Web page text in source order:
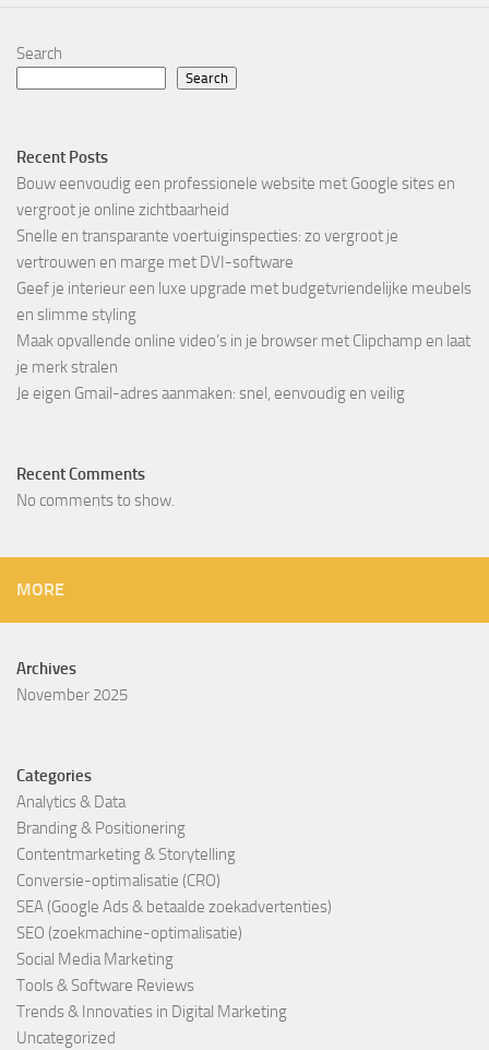
Search
Search
Recent Posts
Bouw eenvoudig een professionele website met Google sites en
vergroot je online zichtbaarheid
Snelle en transparante voertuiginspecties: zo vergroot je
vertrouwen en marge met DVI-software
Geef je interieur een luxe upgrade met budgetvriendelijke meubels
en slimme styling
Maak opvallende online video’s in je browser met Clipchamp en laat
je merk stralen
Je eigen Gmail-adres aanmaken: snel, eenvoudig en veilig
Recent Comments
No comments to show.
MORE
Archives
November 2025
Categories
Analytics & Data
Branding & Positionering
Contentmarketing & Storytelling
Conversie-optimalisatie (CRO)
SEA (Google Ads & betaalde zoekadvertenties)
SEO (zoekmachine-optimalisatie)
Social Media Marketing
Tools & Software Reviews
Trends & Innovaties in Digital Marketing
Uncategorized